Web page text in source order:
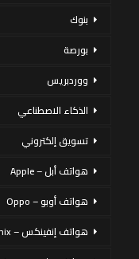
بنوك
بورصة
ووردبريس
الذكاء الاصطناعي
تسويق إلكتروني
هواتف أبل – Apple
هواتف أوبو – Oppo
هواتف إنفينكس – Infinix